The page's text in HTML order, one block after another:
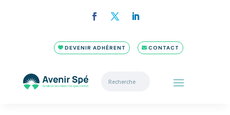
DEVENIR ADHÉRENT CONTACT